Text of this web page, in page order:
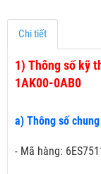
Chi tiết
1) Thông số kỹ
1AK00-0AB0
a) Thông số
- Mã hàng: